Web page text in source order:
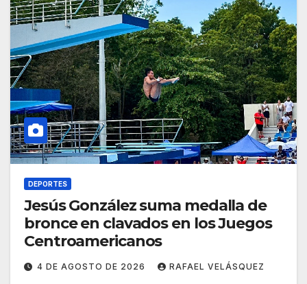
DEPORTES
Jesús González suma medalla de
bronce en clavados en los Juegos
Centroamericanos
4 DE AGOSTO DE 2026 RAFAEL VELÁSQUEZ